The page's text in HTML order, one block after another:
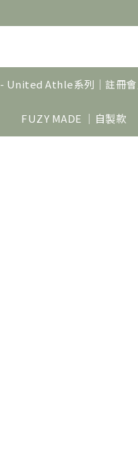
- United Athle系列｜註冊會
FUZY MADE ｜自製款